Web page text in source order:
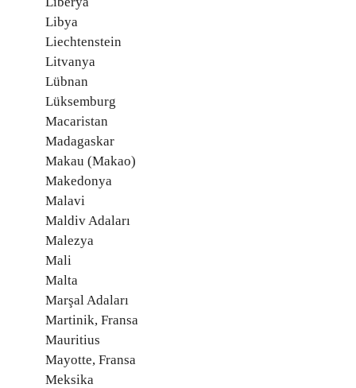
Libya
Liechtenstein
Litvanya
Lübnan
Lüksemburg
Macaristan
Madagaskar
Makau (Makao)
Makedonya
Malavi
Maldiv Adaları
Malezya
Mali
Malta
Marşal Adaları
Martinik, Fransa
Mauritius
Mayotte, Fransa
Meksika